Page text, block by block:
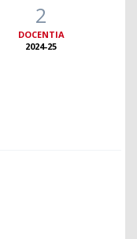
2
DOCENTIA
2024-25